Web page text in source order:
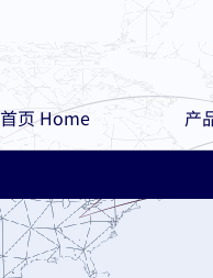
首页 Home 产